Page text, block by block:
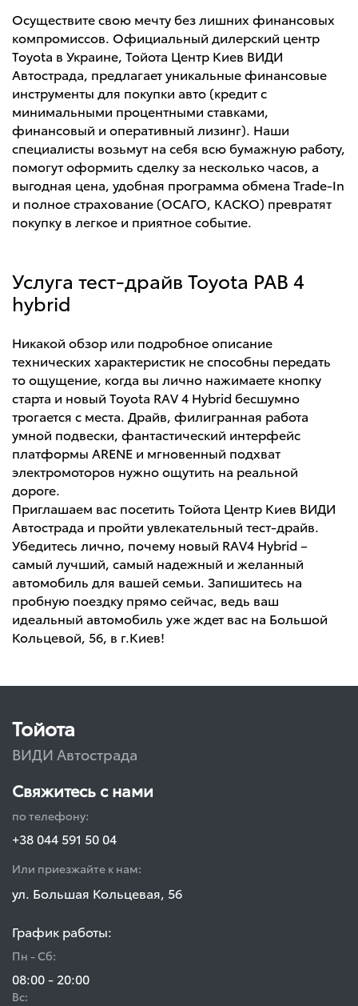
Осуществите свою мечту без лишних финансовых
компромиссов. Официальный дилерский центр
Toyota в Украине, Тойота Центр Киев ВИДИ
Автострада, предлагает уникальные финансовые
инструменты для покупки авто (кредит с
минимальными процентными ставками,
финансовый и оперативный лизинг). Наши
специалисты возьмут на себя всю бумажную работу,
помогут оформить сделку за несколько часов, а
выгодная цена, удобная программа обмена Trade-In
и полное страхование (ОСАГО, КАСКО) превратят
покупку в легкое и приятное событие.
Услуга тест-драйв Toyota РАВ 4
hybrid
Никакой обзор или подробное описание
технических характеристик не способны передать
то ощущение, когда вы лично нажимаете кнопку
старта и новый Toyota RAV 4 Hybrid бесшумно
трогается с места. Драйв, филигранная работа
умной подвески, фантастический интерфейс
платформы ARENE и мгновенный подхват
электромоторов нужно ощутить на реальной
дороге.
Приглашаем вас посетить Тойота Центр Киев ВИДИ
Автострада и пройти увлекательный тест-драйв.
Убедитесь лично, почему новый RAV4 Hybrid –
самый лучший, самый надежный и желанный
автомобиль для вашей семьи. Запишитесь на
пробную поездку прямо сейчас, ведь ваш
идеальный автомобиль уже ждет вас на Большой
Кольцевой, 56, в г.Киев!
Тойота
ВИДИ Автострада
Свяжитесь с нами
по телефону:
+38 044 591 50 04
Или приезжайте к нам:
ул. Большая Кольцевая, 56
График работы:
Пн - Сб:
08:00 - 20:00
Вс: